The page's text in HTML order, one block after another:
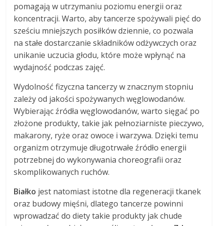
pomagają w utrzymaniu poziomu energii oraz
koncentracji. Warto, aby tancerze spożywali pięć do
sześciu mniejszych posiłków dziennie, co pozwala
na stałe dostarczanie składników odżywczych oraz
unikanie uczucia głodu, które może wpłynąć na
wydajność podczas zajęć.
Wydolność fizyczna tancerzy w znacznym stopniu
zależy od jakości spożywanych węglowodanów.
Wybierając źródła węglowodanów, warto sięgać po
złożone produkty, takie jak pełnoziarniste pieczywo,
makarony, ryże oraz owoce i warzywa. Dzięki temu
organizm otrzymuje długotrwałe źródło energii
potrzebnej do wykonywania choreografii oraz
skomplikowanych ruchów.
Białko jest natomiast istotne dla regeneracji tkanek
oraz budowy mięśni, dlatego tancerze powinni
wprowadzać do diety takie produkty jak chude